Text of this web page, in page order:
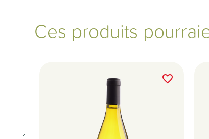
Ces produits
favorite_border